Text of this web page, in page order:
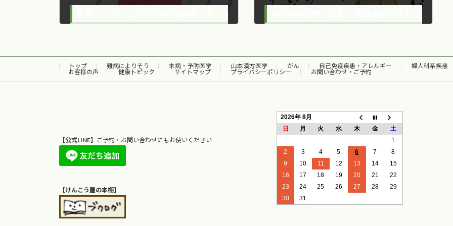
トップ 難病によりそう 未病・予防医学 山本漢方医学 がん 自己免疫疾患・アレルギー 婦人科系疾患
お客様の声
健康トピック サイトマップ プライバシーポリシー お問い合わせ・ご予約
【公式LINE】ご予約・お問い合わせにもお使いください
【けんこう屋の本棚】
2026年 8月
日
月 火 水 木 金
土
1
2
3 4 5 6 7
8
9
10 11 12 13 14
15
16
17 18 19 20 21
22
23
24 25 26 27 28
29
30
31